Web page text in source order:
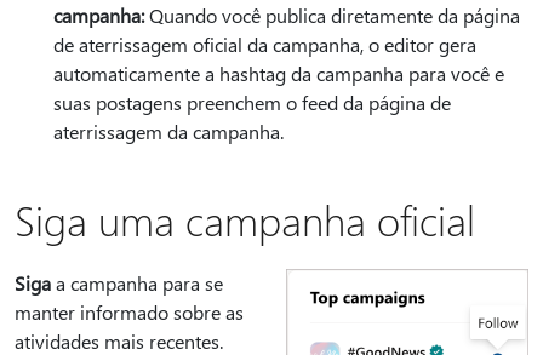
campanha:Quando você publica diretamente da página
de aterrissagem oficial da campanha, o editor gera
automaticamente a hashtag da campanha para você e
suas postagens preenchem o feed da página de
aterrissagem da campanha.
Siga uma campanha oficial
Sigaa campanha para se
manter informado sobre as
atividades mais recentes.